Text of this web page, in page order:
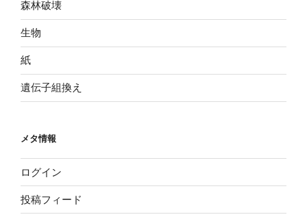
森林破壊
生物
紙
遺伝子組換え
メタ情報
ログイン
投稿フィード